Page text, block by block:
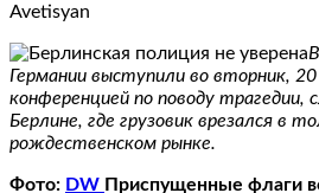
Avetisyan
Германии выступили во вторник, 20
конференцией по поводу трагедии,
Берлине, где грузовик врезался в
рождественском рынке.
Фото: DW Приспущенные флаги